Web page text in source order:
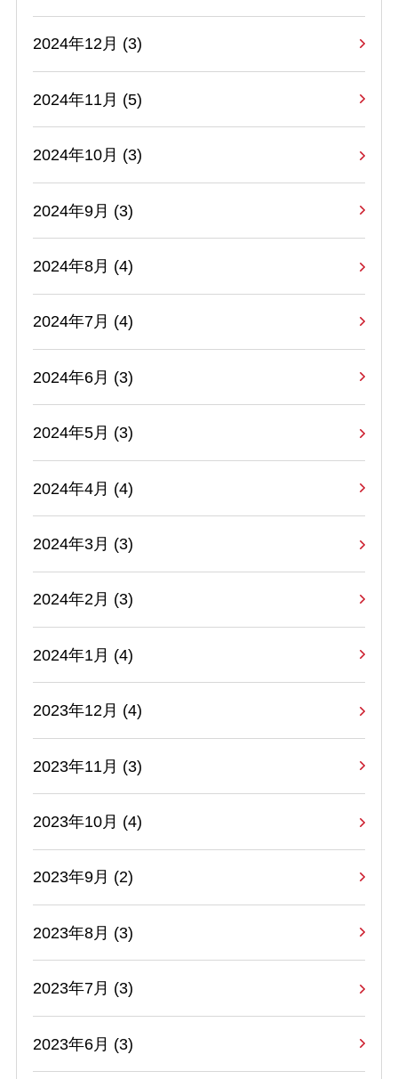
2024年12月 (3)
2024年11月 (5)
2024年10月 (3)
2024年9月 (3)
2024年8月 (4)
2024年7月 (4)
2024年6月 (3)
2024年5月 (3)
2024年4月 (4)
2024年3月 (3)
2024年2月 (3)
2024年1月 (4)
2023年12月 (4)
2023年11月 (3)
2023年10月 (4)
2023年9月 (2)
2023年8月 (3)
2023年7月 (3)
2023年6月 (3)